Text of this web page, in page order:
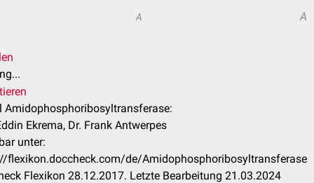
A A
Amidophosphoribosyltransferase:
Ekrema, Dr. Frank Antwerpes
unter:
flexikon.doccheck.com/de/Amidophosphoribosyltransferase
Flexikon 28.12.2017. Letzte Bearbeitung 21.03.2024